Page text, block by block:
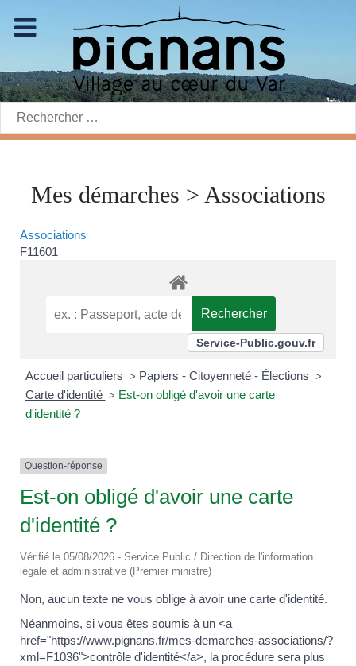
Rechercher:
Mes démarches > Associations
Associations
F11601
Service-Public.gouv.fr
Accueil particuliers > Papiers - Citoyenneté - Élections >
Carte d'identité > Est-on obligé d'avoir une carte
d'identité ?
Question-réponse
Est-on obligé d'avoir une carte
d'identité ?
Vérifié le 05/08/2026 - Service Public / Direction de l'information
légale et administrative (Premier ministre)
Non, aucun texte ne vous oblige à avoir une carte d'identité.
Néanmoins, si vous êtes soumis à un <a
href="https://www.pignans.fr/mes-demarches-associations/?
xml=F1036">contrôle d'identité</a>, la procédure sera plus